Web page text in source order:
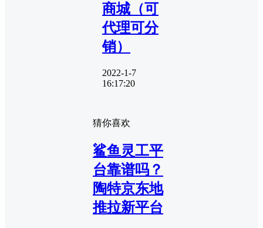
商城（可
代理可分
销）
2022-1-7
16:17:20
猜你喜欢
鲨鱼灵工平
台靠谱吗？
陶特京东地
推拉新平台